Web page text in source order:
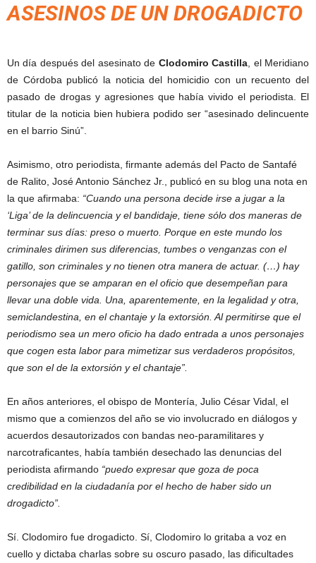
ASESINOS DE UN DROGADICTO
Un día después del asesinato de Clodomiro Castilla , el Meridiano
de Córdoba publicó la noticia del homicidio con un recuento del
pasado de drogas y agresiones que había vivido el periodista. El
titular de la noticia bien hubiera podido ser “asesinado delincuente
en el barrio Sinú”.
Asimismo, otro periodista, firmante además del Pacto de Santafé
de Ralito, José Antonio Sánchez Jr., publicó en su blog una nota en
la que afirmaba: “Cuando una persona decide irse a jugar a la
‘Liga’ de la delincuencia y el bandidaje, tiene sólo dos maneras de
terminar sus días: preso o muerto. Porque en este mundo los
criminales dirimen sus diferencias, tumbes o venganzas con el
gatillo, son criminales y no tienen otra manera de actuar. (…) hay
personajes que se amparan en el oficio que desempeñan para
llevar una doble vida. Una, aparentemente, en la legalidad y otra,
semiclandestina, en el chantaje y la extorsión. Al permitirse que el
periodismo sea un mero oficio ha dado entrada a unos personajes
que cogen esta labor para mimetizar sus verdaderos propósitos,
que son el de la extorsión y el chantaje”.
En años anteriores, el obispo de Montería, Julio César Vidal, el
mismo que a comienzos del año se vio involucrado en diálogos y
acuerdos desautorizados con bandas neo-paramilitares y
narcotraficantes, había también desechado las denuncias del
periodista afirmando “puedo expresar que goza de poca
credibilidad en la ciudadanía por el hecho de haber sido un
drogadicto”.
Sí. Clodomiro fue drogadicto. Sí, Clodomiro lo gritaba a voz en
cuello y dictaba charlas sobre su oscuro pasado, las dificultades